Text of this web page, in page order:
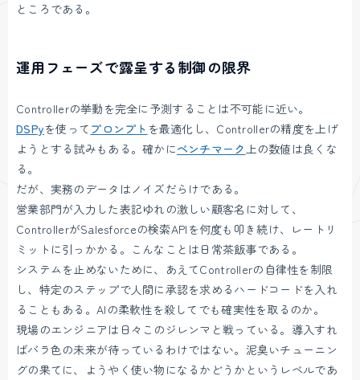
ところである。
運用フェーズで露呈する制御の限界
Controllerの挙動を完全に予測することは不可能に近い。
DSPyを使って プロンプト を最適化し、Controllerの精度を上げ
ようとする試みもある。確かにベンチマーク 上の数値は良くな
る。
だが、実務のデータはノイズだらけである。
営業部門が入力した表記ゆれの激しい顧客名に対して、
ControllerがSalesforceの検索APIを何度も叩き続け、レートリ
ミットに引っかかる。こんなことは日常茶飯事である。
システムを止めないために、あえてControllerの自律性を制限
し、特定のステップで人間に承認を求めるハードコードを入れ
ることもある。AIの柔軟性を殺してでも確実性を取るのか。
現場のエンジニアは日々このジレンマと戦っている。導入すれ
ばバラ色の未来が待っているわけではない。泥臭いチューニン
グの果てに、ようやく使い物になるかどうかというレベルであ